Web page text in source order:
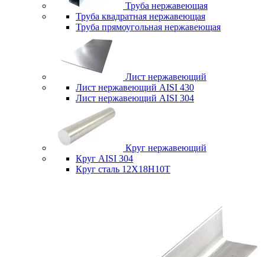
Труба нержавеющая
Труба квадратная нержавеющая
Труба прямоугольная нержавеющая
Лист нержавеющий
Лист нержавеющий AISI 430
Лист нержавеющий AISI 304
Круг нержавеющий
Круг AISI 304
Круг сталь 12Х18Н10Т